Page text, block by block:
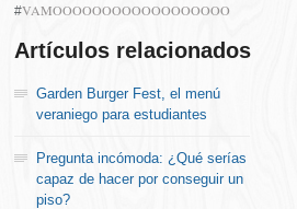
#VAMOOOOOOOOOOOOOOOOOO
Artículos relacionados
Garden Burger Fest, el menú
veraniego para estudiantes
Pregunta incómoda: ¿Qué serías
capaz de hacer por conseguir un
piso?